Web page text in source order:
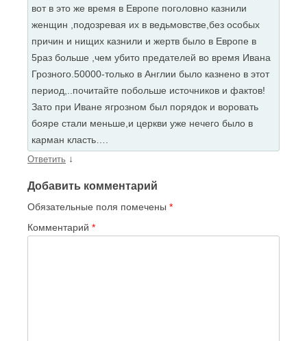
вот в это же время в Европе поголовно казнили
женщин ,подозревая их в ведьмовстве,без особых
причин и нищих казнили и жертв было в Европе в
5раз больше ,чем убито предателей во время Ивана
Грозного.50000-только в Англии было казнено в этот
период,..почитайте побольше источников и фактов!
Зато при Иване ягрозном был порядок и воровать
бояре стали меньше,и церкви уже нечего было в
карман класть….
Ответить ↓
Добавить комментарий
Обязательные поля помечены *
Комментарий *